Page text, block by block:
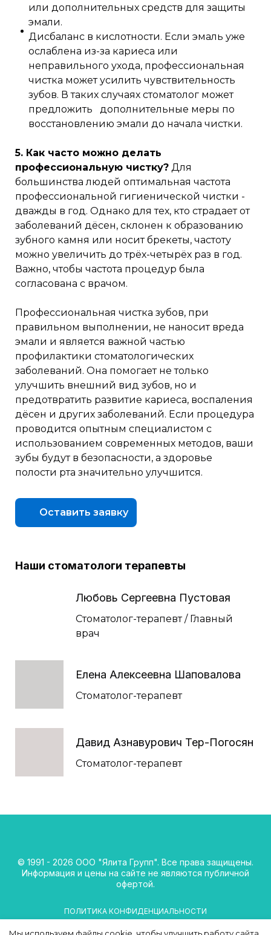
или дополнительных средств для защиты
эмали.
Дисбаланс в кислотности. Если эмаль уже
ослаблена из-за кариеса или
неправильного ухода, профессиональная
чистка может усилить чувствительность
зубов. В таких случаях стоматолог может
предложить дополнительные меры по
восстановлению эмали до начала чистки.
5. Как часто можно делать
профессиональную чистку? Для
большинства людей оптимальная частота
профессиональной гигиенической чистки -
дважды в год. Однако для тех, кто страдает от
заболеваний дёсен, склонен к образованию
зубного камня или носит брекеты, частоту
можно увеличить до трёх-четырёх раз в год.
Важно, чтобы частота процедур была
согласована с врачом.
Профессиональная чистка зубов, при
правильном выполнении, не наносит вреда
эмали и является важной частью
профилактики стоматологических
заболеваний. Она помогает не только
улучшить внешний вид зубов, но и
предотвратить развитие кариеса, воспаления
дёсен и других заболеваний. Если процедура
проводится опытным специалистом с
использованием современных методов, ваши
зубы будут в безопасности, а здоровье
полости рта значительно улучшится.
Оставить заявку
Наши стоматологи терапевты
Любовь Сергеевна Пустовая
Стоматолог-терапевт / Главный
врач
Елена Алексеевна Шаповалова
Стоматолог-терапевт
Давид Азнавурович Тер-Погосян
Стоматолог-терапевт
© 1991 - 2026 ООО "Ялита Групп". Все права защищены.
Информация и цены на сайте не являются публичной
офертой.
ПОЛИТИКА КОНФИДЕНЦИАЛЬНОСТИ